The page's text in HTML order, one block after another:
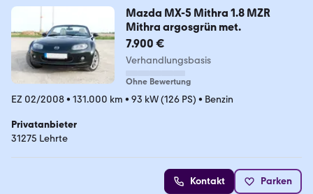
Mazda MX-5 Mithra 1.8 MZR
Mithra argosgrün met.
7.900 €
Verhandlungsbasis
Ohne Bewertung
EZ 02/2008• 131.000 km • 93 kW (126 PS) • Benzin
Privatanbieter
31275 Lehrte
Kontakt Parken